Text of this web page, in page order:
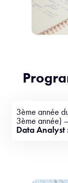
3ème année
3ème année) –
Data Analyst